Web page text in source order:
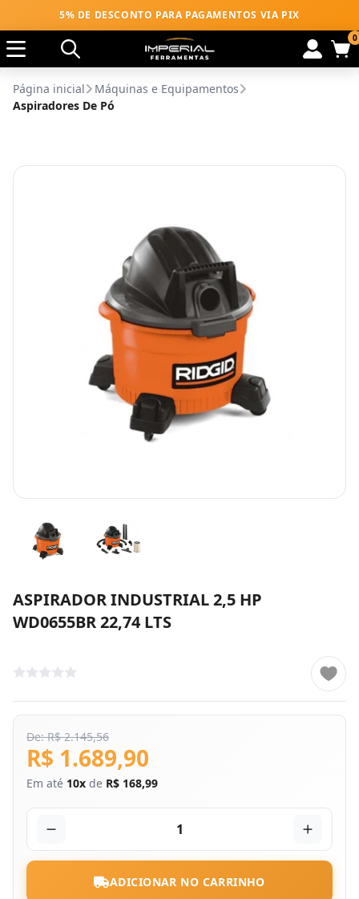
5% DE DESCONTO PARA PAGAMENTOS VIA PIX
0
Página inicial
Máquinas e Equipamentos
Aspiradores De Pó
ASPIRADOR INDUSTRIAL 2,5 HP
WD0655BR 22,74 LTS
De: R$ 2.145,56
R$ 1.689,90
Em até 10x de R$ 168,99
1
ADICIONAR NO CARRINHO